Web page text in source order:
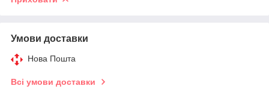
Умови доставки
Нова Пошта
Всі умови доставки